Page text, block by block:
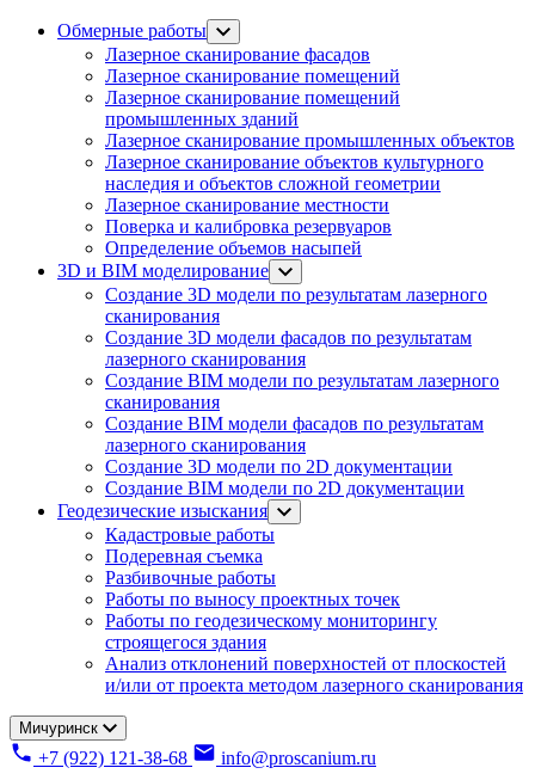
Обмерные работы
Лазерное сканирование фасадов
Лазерное сканирование помещений
Лазерное сканирование помещений
промышленных зданий
Лазерное сканирование промышленных объектов
Лазерное сканирование объектов культурного
наследия и объектов сложной геометрии
Лазерное сканирование местности
Поверка и калибровка резервуаров
Определение объемов насы​​пей
3D и BIM моделирование
Создание 3D модели по результатам лазерного
сканирования
Создание 3D модели фасадов по результатам
лазерного сканирования
Создание BIM модели по результатам лазерного
сканирования
Создание BIM модели фасадов по результатам
лазерного сканирования
Создание 3D модели по 2D документации
Создание BIM модели по 2D документации
Геодезические изыскания
Кадастровые работы
Подеревная съемка
Разбивочные работы
Работы по выносу проектных точек
Работы по геодезическому мониторингу
строящегося здания
Анализ отклонений поверхностей от плоскостей
и/или от проекта методом лазерного сканирования
Мичуринск
+7 (922) 121-38-68
info@proscanium.ru